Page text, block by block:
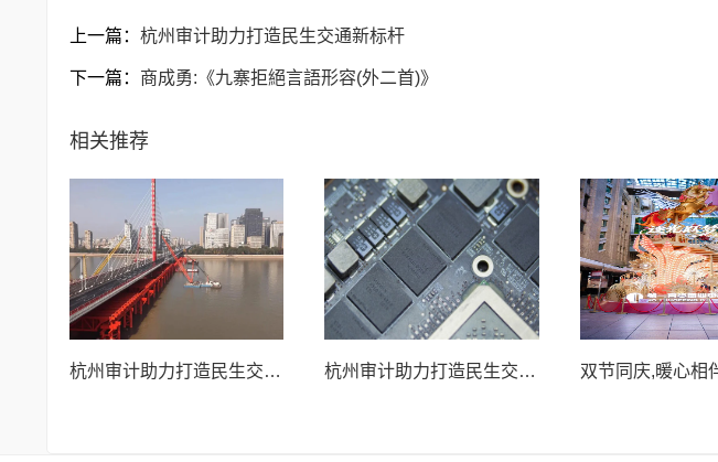
上一篇： 杭州审计助力打造民生交通新标杆
下一篇： 商成勇:《九寨拒絕言語形容(外二首)》
相关推荐
杭州审计助力打造民生交通新标杆 杭州审计助力打造民生交通新标杆